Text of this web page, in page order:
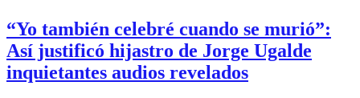
“Yo también celebré cuando se murió”:
Así justificó hijastro de Jorge Ugalde
inquietantes audios revelados